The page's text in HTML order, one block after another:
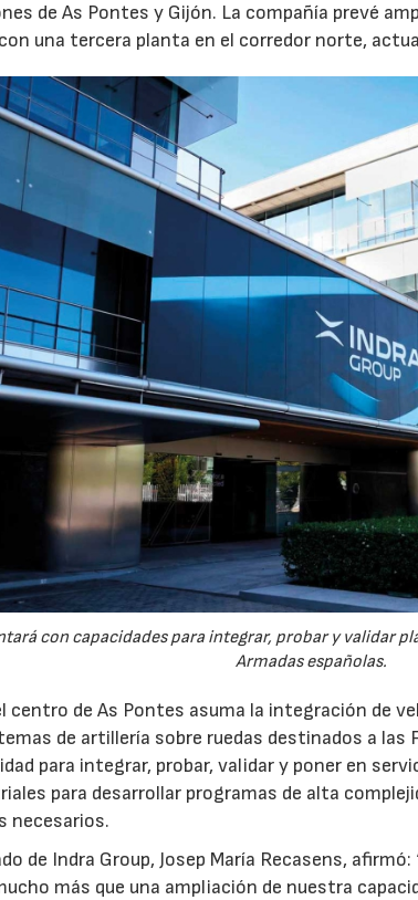
de As Pontes y Gijón. La compañía prevé
una tercera planta en el corredor norte,
con capacidades para integrar, probar y validar
Armadas españolas.
centro de As Pontes asuma la integración de
de artillería sobre ruedas destinados a las
para integrar, probar, validar y poner en
para desarrollar programas de alta
necesarios.
de Indra Group, Josep María Recasens,
más que una ampliación de nuestra